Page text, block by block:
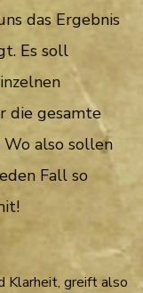
das Ergebnis
Es soll
die gesamte
also sollen
Fall so
Klarheit, greift also